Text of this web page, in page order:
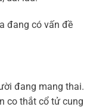
đang có vấn đề
đang mang thai.
co thắt cổ tử cung